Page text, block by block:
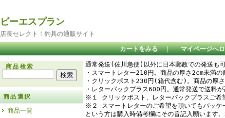
ビーエスプラン
店長セレクト！釣具の通販サイト
カートをみる ｜ マイページへ
商品検索
商品選択
商品一覧
通常発送(佐川急便)以外に日本郵政での発送も可
・スマートレター210円。商品の厚さ
・クリックポスト230円(箱代含む)。商品の厚
・レターパックプラス600円。通常発送で送料
※１ クリックポスト、レターパックプラスご
※２ スマートレターのご希望を頂いてもパッケ
という方は購入時備考欄にその旨記入願います